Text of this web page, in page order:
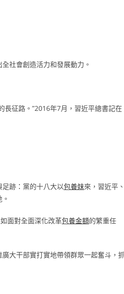
社會創造活力和發展動力。
長征路。”2016年7月，習近平總書記在
跡：黨的十八大以包養妹來，習近平、
面對全面深化改革包養金額的繁重任
大干部實打實地帶領群眾一起奮斗，抓